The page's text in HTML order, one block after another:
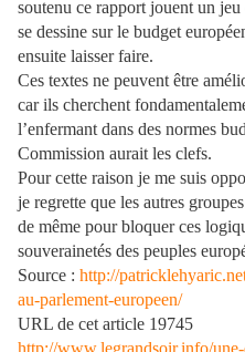
soutenu ce rapport jouent un
se dessine sur le budget
ensuite laisser faire.
Ces textes ne peuvent être
car ils cherchent
l’enfermant dans des normes
Commission aurait les clefs.
Pour cette raison je me suis
je regrette que les autres
de même pour bloquer ces
souverainetés des peuples
Source : http://
au-parlement-europeen/
URL de cet article 19745
http://www.legrandsoir.info/